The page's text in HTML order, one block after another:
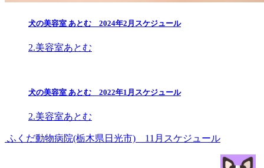
犬の美容室 あとむ 2024年2月スケジュール
2.美容室あとむ
犬の美容室 あとむ 2022年1月スケジュール
2.美容室あとむ
ふくだ動物病院(栃木県日光市) 11月スケジュール